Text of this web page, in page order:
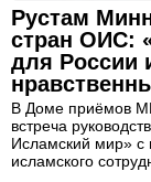
Рустам
стран ОИС:
для России
В Доме приёмов
встреча
Исламский мир» с
исламского